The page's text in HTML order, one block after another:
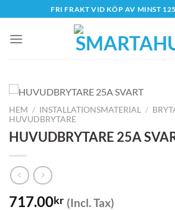
to
content
FRI FRAKT VID KÖP AV MINST
HEM / INSTALLATIONSMATERIAL /
HUVUDBRYTARE
HUVUDBRYTARE 25A
717.00kr (Incl. Tax)